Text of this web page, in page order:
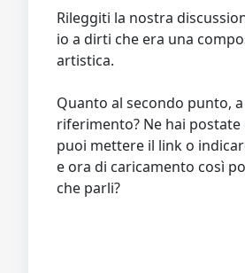
Rileggiti la nostra
io a dirti che era una
artistica.
Quanto al secondo punto,
riferimento? Ne hai postate
puoi mettere il link o
e ora di caricamento così
che parli?